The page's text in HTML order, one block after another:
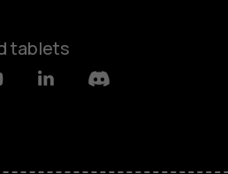
tablets
LinkedinDiscord